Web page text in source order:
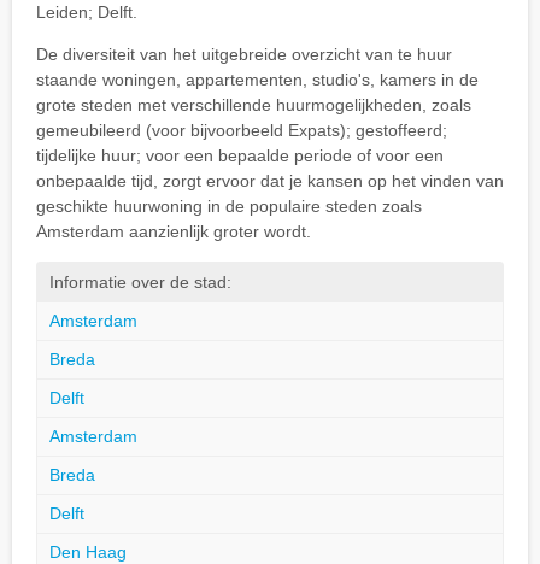
Leiden; Delft.
De diversiteit van het uitgebreide overzicht van te huur
staande woningen, appartementen, studio's, kamers in de
grote steden met verschillende huurmogelijkheden, zoals
gemeubileerd (voor bijvoorbeeld Expats); gestoffeerd;
tijdelijke huur; voor een bepaalde periode of voor een
onbepaalde tijd, zorgt ervoor dat je kansen op het vinden van
geschikte huurwoning in de populaire steden zoals
Amsterdam aanzienlijk groter wordt.
Informatie over de stad:
Amsterdam
Breda
Delft
Amsterdam
Breda
Delft
Den Haag